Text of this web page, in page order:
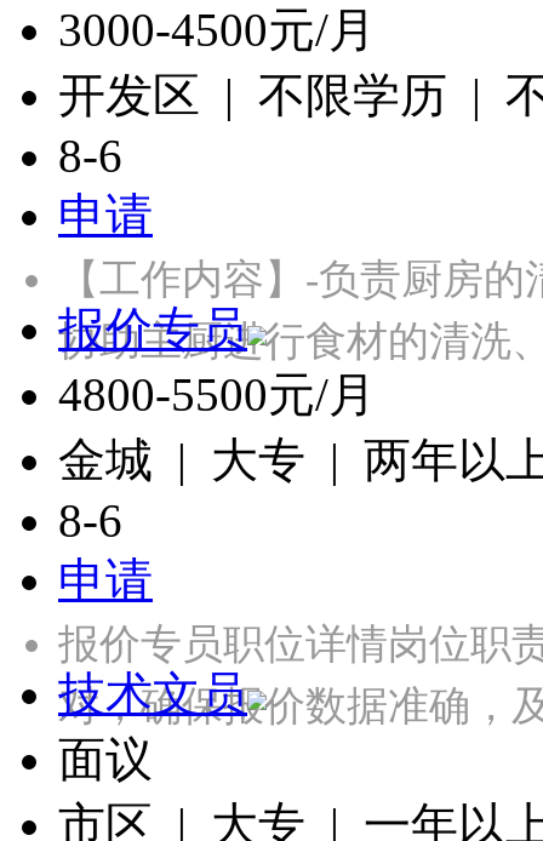
3000-4500元/月
开发区 | 不限学历 |
8-6
申请
【工作内容】-负责厨房
协助主厨进行食材的清
报价专员
4800-5500元/月
金城 | 大专 | 两年以
8-6
申请
报价专员职位详情岗位职
对，确保报价数据准确
技术文员
面议
市区 | 大专 | 一年以